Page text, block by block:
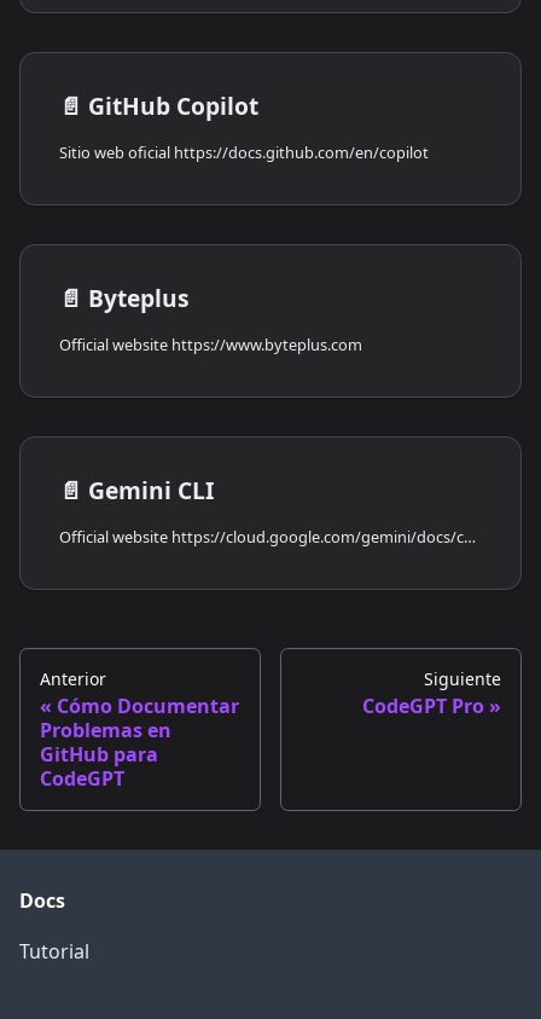
📄️ GitHub Copilot
Sitio web oficial https://docs.github.com/en/copilot
📄️ Byteplus
Official website https://www.byteplus.com
📄️ Gemini CLI
Official website https://cloud.google.com/gemini/docs/codeassist/gemini-cli
Anterior
Cómo Documentar
Problemas en
GitHub para
CodeGPT
Siguiente
CodeGPT Pro
Docs
Tutorial